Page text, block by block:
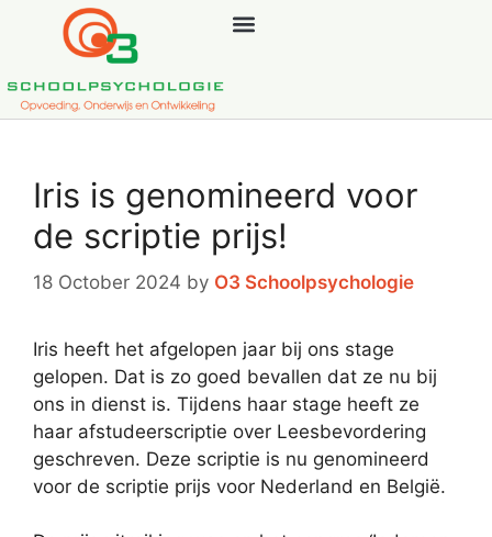
Iris is genomineerd voor
de scriptie prijs!
18 October 2024 by O3 Schoolpsychologie
Iris heeft het afgelopen jaar bij ons stage
gelopen. Dat is zo goed bevallen dat ze nu bij
ons in dienst is. Tijdens haar stage heeft ze
haar afstudeerscriptie over Leesbevordering
geschreven. Deze scriptie is nu genomineerd
voor de scriptie prijs voor Nederland en België.